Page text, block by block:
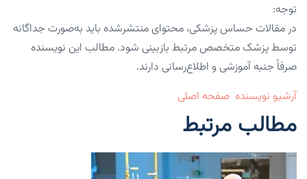
توجه:
در مقالات حساس پزشکی، محتوای منتشرشده باید به‌صورت جداگانه
توسط پزشک متخصص مرتبط بازبینی شود. مطالب این نویسنده
صرفاً جنبه آموزشی و اطلاع‌رسانی دارند.
آرشیو نویسنده صفحه اصلی
مطالب مرتبط